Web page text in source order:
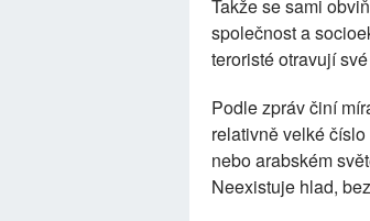
Takže se sami
společnost a
teroristé otravují
Podle zpráv činí
relativně velké
nebo arabském
Neexistuje hlad,